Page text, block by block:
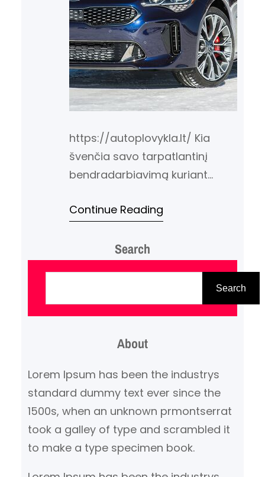
https://autoplovykla.lt/ Kia
švenčia savo tarpatlantinį
bendradarbiavimą kuriant
leidinio versija. Stinger sportinio
JAV ir Vokietijos projektas, kuris
automobiliu. Pasak Kia, Stinger
atvėrė naują erą prekės ženklui,
Stinger GT Atlantica, kurią verta
Atlantica specialusis modelis…
Continue Reading
Search
a
Search
About
Lorem Ipsum has been the industrys
standard dummy text ever since the
1500s, when an unknown prmontserrat
took a galley of type and scrambled it
to make a type specimen book.